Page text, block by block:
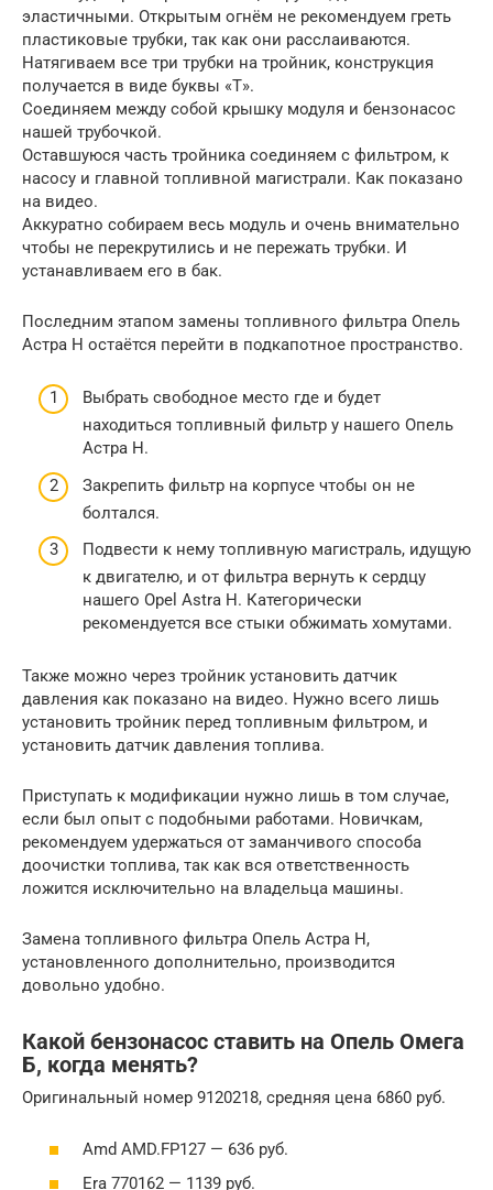
эластичными. Открытым огнём не рекомендуем греть
пластиковые трубки, так как они расслаиваются.
Натягиваем все три трубки на тройник, конструкция
получается в виде буквы «Т».
Соединяем между собой крышку модуля и бензонасос
нашей трубочкой.
Оставшуюся часть тройника соединяем с фильтром, к
насосу и главной топливной магистрали. Как показано
на видео.
Аккуратно собираем весь модуль и очень внимательно
чтобы не перекрутились и не пережать трубки. И
устанавливаем его в бак.
Последним этапом замены топливного фильтра Опель
Астра Н остаётся перейти в подкапотное пространство.
Выбрать свободное место где и будет
находиться топливный фильтр у нашего Опель
Астра Н.
Закрепить фильтр на корпусе чтобы он не
болтался.
Подвести к нему топливную магистраль, идущую
к двигателю, и от фильтра вернуть к сердцу
нашего Opel Astra H. Категорически
рекомендуется все стыки обжимать хомутами.
Также можно через тройник установить датчик
давления как показано на видео. Нужно всего лишь
установить тройник перед топливным фильтром, и
установить датчик давления топлива.
Приступать к модификации нужно лишь в том случае,
если был опыт с подобными работами. Новичкам,
рекомендуем удержаться от заманчивого способа
доочистки топлива, так как вся ответственность
ложится исключительно на владельца машины.
Замена топливного фильтра Опель Астра Н,
установленного дополнительно, производится
довольно удобно.
Какой бензонасос ставить на Опель Омега
Б, когда менять?
Оригинальный номер 9120218, средняя цена 6860 руб.
Amd AMD.FP127 — 636 руб.
Era 770162 — 1139 руб.